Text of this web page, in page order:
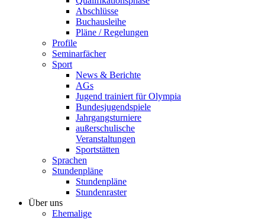
Abschlüsse
Buchausleihe
Pläne / Regelungen
Profile
Seminarfächer
Sport
News & Berichte
AGs
Jugend trainiert für Olympia
Bundesjugendspiele
Jahrgangsturniere
außerschulische
Veranstaltungen
Sportstätten
Sprachen
Stundenpläne
Stundenpläne
Stundenraster
Über uns
Ehemalige